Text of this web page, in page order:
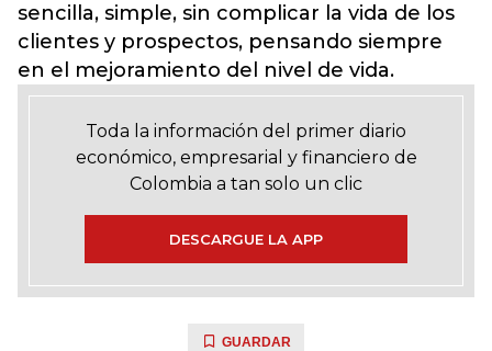
sencilla, simple, sin complicar la vida de los
clientes y prospectos, pensando siempre
en el mejoramiento del nivel de vida.
Toda la información del primer diario
económico, empresarial y financiero de
Colombia a tan solo un clic
DESCARGUE LA APP
GUARDAR